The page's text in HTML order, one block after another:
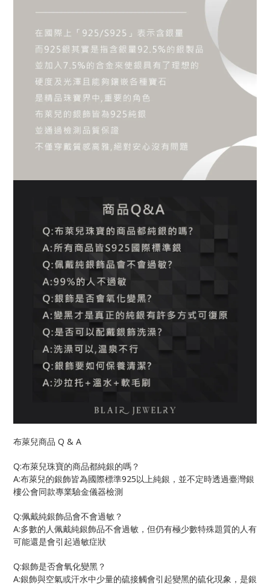
布萊兒商品 Q & A
Q:布萊兒珠寶的商品都純銀的嗎？
A:布萊兒的銀飾皆為國際標準925 以上純銀，並不定時透過臺灣銀
樓公會同款專業驗金儀器檢測
Q:佩戴純銀飾品會不會過敏？
A:多數的人佩戴純銀飾品不會過敏，但仍有極少數特殊題質的人有
可能還是會引起過敏症狀
Q:銀飾是否會氧化變黑？
A:銀飾與空氣或汗水中少量的硫接觸會引起變黑的硫化現象，是銀